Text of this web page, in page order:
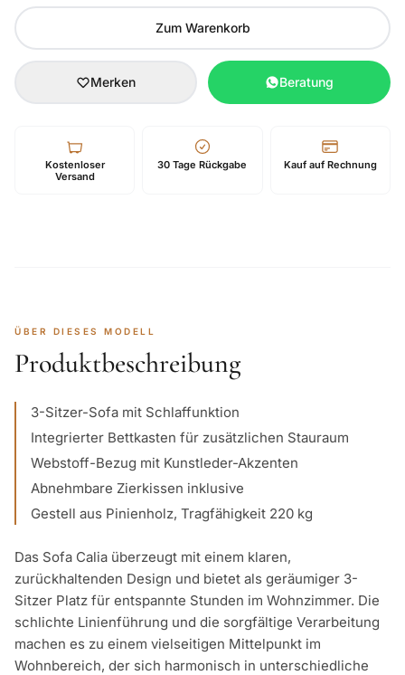
Zum Warenkorb
Merken Beratung
Kostenloser
Versand
30 Tage Rückgabe Kauf auf Rechnung
ÜBER DIESES MODELL
Produktbeschreibung
3-Sitzer-Sofa mit Schlaffunktion
Integrierter Bettkasten für zusätzlichen Stauraum
Webstoff-Bezug mit Kunstleder-Akzenten
Abnehmbare Zierkissen inklusive
Gestell aus Pinienholz, Tragfähigkeit 220 kg
Das Sofa Calia überzeugt mit einem klaren,
zurückhaltenden Design und bietet als geräumiger 3-
Sitzer Platz für entspannte Stunden im Wohnzimmer. Die
schlichte Linienführung und die sorgfältige Verarbeitung
machen es zu einem vielseitigen Mittelpunkt im
Wohnbereich, der sich harmonisch in unterschiedliche